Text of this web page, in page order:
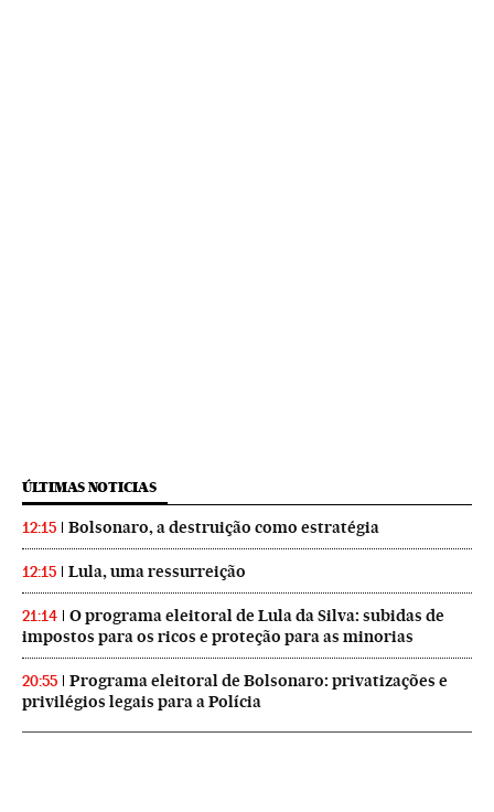
ÚLTIMAS NOTICIAS
12:15 Bolsonaro, a destruição como estratégia
12:15 Lula, uma ressurreição
21:14
O programa eleitoral de Lula da Silva: subidas de
impostos para os ricos e proteção para as minorias
20:55
Programa eleitoral de Bolsonaro: privatizações e
privilégios legais para a Polícia